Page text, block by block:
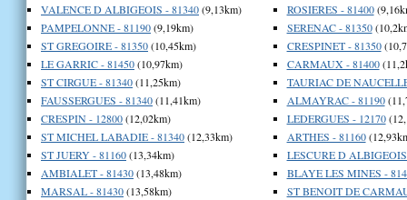
VALENCE D ALBIGEOIS - 81340(9,13km)
PAMPELONNE - 81190(9,19km)
ST GREGOIRE - 81350(10,45km)
LE GARRIC - 81450(10,97km)
ST CIRGUE - 81340(11,25km)
FAUSSERGUES - 81340(11,41km)
CRESPIN - 12800(12,02km)
ST MICHEL LABADIE - 81340(12,33km)
ST JUERY - 81160(13,34km)
AMBIALET - 81430(13,48km)
MARSAL - 81430(13,58km)
ROSIERES - 81400
SERENAC - 81350
CRESPINET - 81350
CARMAUX - 81400
TAURIAC DE
ALMAYRAC - 81190
LEDERGUES - 12170
ARTHES - 81160
LESCURE D
BLAYE LES MINES -
ST BENOIT DE